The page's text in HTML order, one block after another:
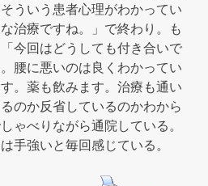
ういう患者心理がわかってい
治療ですね。」で終わり。も
今回はどうしても付き合いで
腰に悪いのは良くわかってい
。薬も飲みます。治療も通い
のか反省しているのかわから
ゃべりながら通院している。
手強いと毎回感じている。